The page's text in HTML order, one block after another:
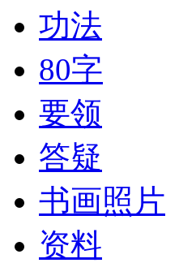
功法
80字
要领
答疑
书画照片
资料